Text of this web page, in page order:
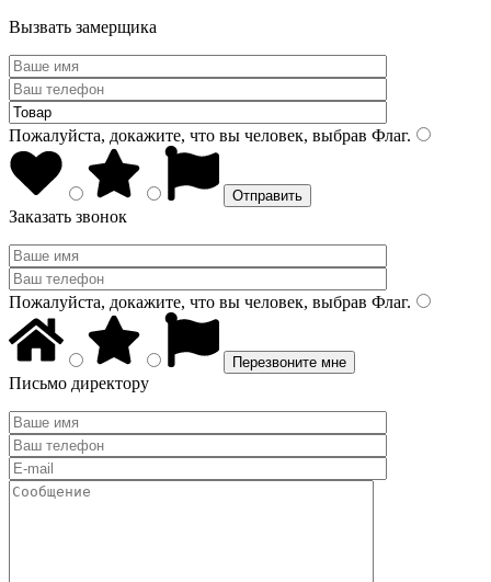
Вызвать замерщика
Пожалуйста, докажите, что вы человек, выбрав Флаг.
Заказать звонок
Пожалуйста, докажите, что вы человек, выбрав Флаг.
Письмо директору